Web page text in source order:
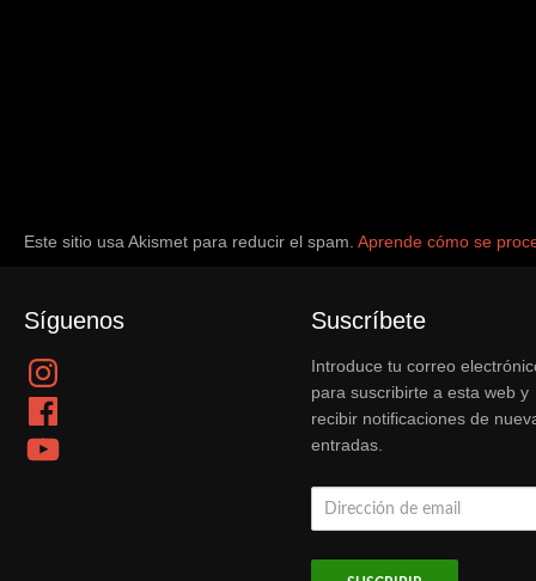
Este sitio usa Akismet para reducir el spam. Aprende cómo se
Síguenos
Instagram
Facebook
YouTube
Suscríbete
Introduce tu correo
para suscribirte a esta web y
recibir notificaciones de
entradas.
Dirección